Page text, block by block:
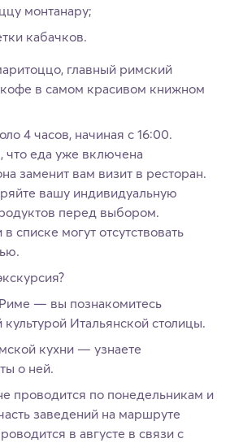
монтанару;
кабачков.
главный римский
в самом красивом книжном
4 часов, начиная с 16:00.
что еда уже включена
заменит вам визит в ресторан.
вашу индивидуальную
перед выбором.
списке могут отсутствовать
— вы познакомитесь
Итальянской столицы.
кухни — узнаете
о ней.
проводится по понедельникам и
заведений на маршруте
в августе в связи с